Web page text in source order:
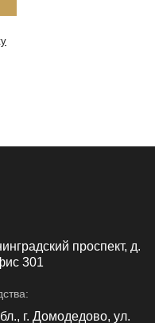
проспект, д.
301
г. Домодедово, ул.